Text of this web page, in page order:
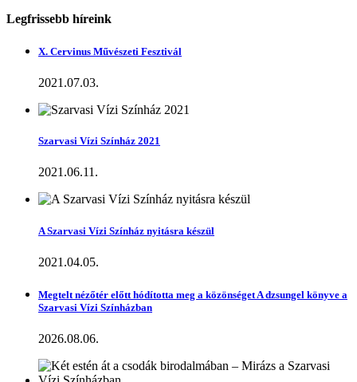
Legfrissebb híreink
X. Cervinus Művészeti Fesztivál
2021.07.03.
Szarvasi Vízi Színház 2021
2021.06.11.
A Szarvasi Vízi Színház nyitásra készül
2021.04.05.
Megtelt nézőtér előtt hódította meg a közönséget A dzsungel könyve a
Szarvasi Vízi Színházban
2026.08.06.